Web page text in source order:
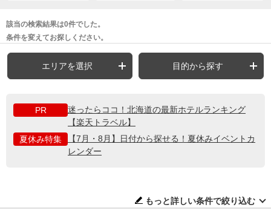
該当の検索結果は0件でした。
条件を変えてお探しください。
エリアを選択 目的から探す
PR
迷ったらココ！北海道の最新ホテルランキング
【楽天トラベル】
夏休み特集
【7月・8月】日付から探せる！夏休みイベントカ
レンダー
もっと詳しい条件で絞り込む